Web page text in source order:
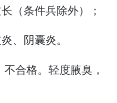
（条件兵除外）；
、阴囊炎。
合格。轻度腋臭，